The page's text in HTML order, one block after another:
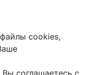
cookies,